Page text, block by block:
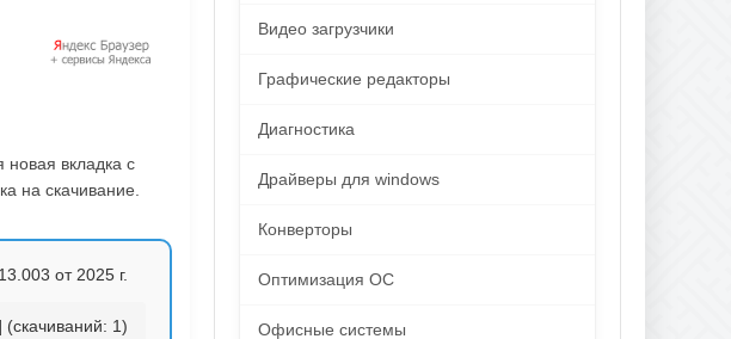
новая вкладка с
на скачивание.
от 2025 г.
(cкачиваний: 1)
Видео загрузчики
Графические редакторы
Диагностика
Драйверы для windows
Конверторы
Оптимизация ОС
Офисные системы